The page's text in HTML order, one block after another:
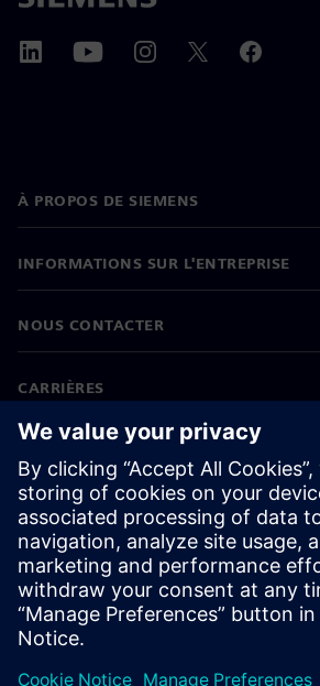
À PROPOS DE SIEMENS
INFORMATIONS SUR L'ENTREPRISE
NOUS CONTACTER
CARRIÈRES
©Siemens 2026
Informations sur l'entreprise
Protection des données
Avis relatif aux cookies